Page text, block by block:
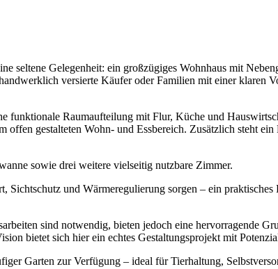
seltene Gelegenheit: ein großzügiges Wohnhaus mit
versierte Käufer oder Familien mit einer klaren
funktionale Raumaufteilung mit Flur, Küche und
gestalteten Wohn- und Essbereich. Zusätzlich steht
sowie drei weitere vielseitig nutzbare Zimmer.
und Wärmeregulierung sorgen – ein praktisches
sind notwendig, bieten jedoch eine hervorragende
bietet sich hier ein echtes Gestaltungsprojekt mit
Garten zur Verfügung – ideal für Tierhaltung,